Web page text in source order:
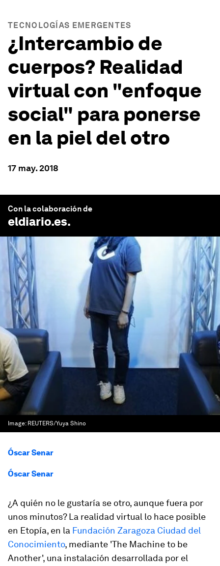
TECNOLOGÍAS EMERGENTES
¿Intercambio de
cuerpos? Realidad
virtual con "enfoque
social" para ponerse
en la piel del otro
17 may. 2018
Con la colaboración de
eldiario.es.
Image: REUTERS/Yuya Shino
Óscar Senar
Óscar Senar
¿A quién no le gustaría se otro, aunque fuera por
unos minutos? La realidad virtual lo hace posible
en Etopía, en la Fundación Zaragoza Ciudad del
Conocimiento, mediante 'The Machine to be
Another', una instalación desarrollada por el